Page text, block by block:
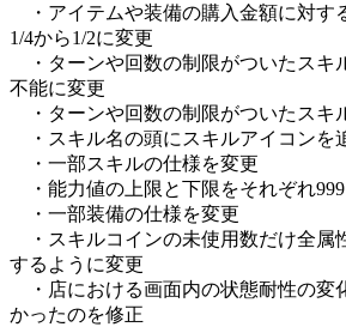
・アイテムや装備の購入金額に対す
1/4から1/2に変更
・ターンや回数の制限がついたスキ
不能に変更
・ターンや回数の制限がついたスキ
・スキル名の頭にスキルアイコンを
・一部スキルの仕様を変更
・能力値の上限と下限をそれぞれ
・一部装備の仕様を変更
・スキルコインの未使用数だけ全属
するように変更
・店における画面内の状態耐性の変
かったのを修正